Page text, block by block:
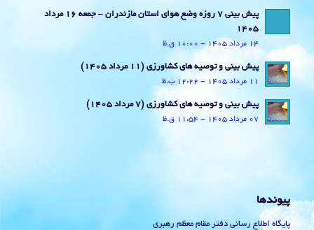
پیش بینی 7 روزه وضع هوای استان مازندران – جمعه 16 مرداد
1405
14 مرداد 1405 - 10:00 ق.ظ
پیش بینی و توصیه های کشاورزی (11 مرداد ۱۴۰۵)
11 مرداد 1405 - 12:22 ب.ظ
پیش بینی و توصیه های کشاورزی (7 مرداد ۱۴۰۵)
07 مرداد 1405 - 11:54 ق.ظ
پیوندها
پایگاه اطلاع رسانی دفتر مقام معظم رهبری